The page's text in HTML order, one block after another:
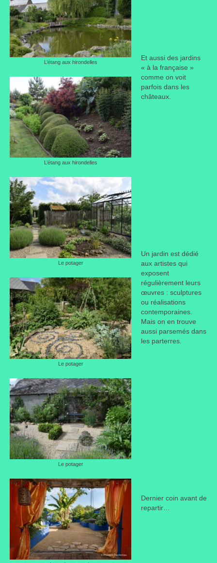
L’étang aux hirondelles
L’étang aux hirondelles
Le potager
Le potager
Le potager
Et aussi des jardins
« à la française »
comme on voit
parfois dans les
châteaux.
Un jardin est dédié
aux artistes qui
exposent
régulièrement leurs
œuvres : sculptures
ou réalisations
contemporaines.
Mais on en trouve
aussi parsemés dans
les parterres.
Dernier coin avant de
repartir…